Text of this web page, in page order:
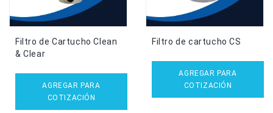
Filtro de Cartucho Clean
& Clear
AGREGAR PARA
COTIZACIÓN
Filtro de cartucho CS
AGREGAR PARA
COTIZACIÓN